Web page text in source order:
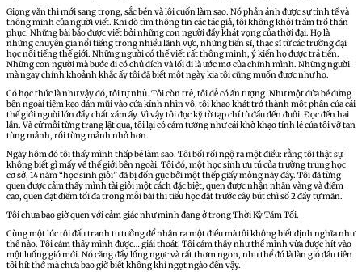
Giọng văn thì mới sang trọng, sắc bén và lôi cuốn làm sao. Nó phản ánh được sự tinh tế và
thông minh của người viết. Khi dò tìm thông tin các tác giả, tôi không khỏi trầm trồ thán
phục. Những bài báo được viết bởi những con người đầy khát vọng của thời đại. Họ là
những chuyên gia nổi tiếng trong nhiều lãnh vực, những tiến sĩ, thạc sĩ từ các trường đại
học nổi tiếng thế giới. Những người có thể viết rất thông minh, ý kiến họ được trả tiền.
Những con người mà bước đi có chủ đích và lối đi là ước mơ của chính mình. Những người
mà ngay chính khoảnh khắc ấy tôi đã biết một ngày kia tôi cũng muốn được như họ.
Có học thức là như vậy đó, tôi tự nhủ. Tôi còn trẻ, tôi dễ có ấn tượng. Như một đứa bé đứng
bên ngoài tiệm kẹo dán mũi vào cửa kính nhìn vô, tôi khao khát trở thành một phần của cái
thế giới người lớn đầy chất xám ấy. Vì vậy tôi đọc kỹ tờ tạp chí từ đầu đến đuôi. Đọc đến hai
lần. Và cứ mỗi từng trang lật qua, tôi lại có cảm tưởng như cái khờ khạo tỉnh lẻ của tôi vỡ tan
từng mảnh, rồi từng mảnh nhỏ hơn.
Ngày hôm đó tôi thấy mình thấp bé làm sao. Tôi bối rối ngộ ra một điều: rằng tôi thật sự
không biết gì mấy về thế giới bên ngoài. Tôi đó, một học sinh ưu tú của trường trung học
cơ sở, 14 năm “học sinh giỏi” đã bị đốn gục bởi một thếp giấy mỏng này đây. Tôi đã từng
quen được cảm thấy mình tài giỏi một cách đặc biệt, quen được nhận nhãn vàng và điểm
cao, quen đạt điểm tối đa trong mỗi bài thi tiểu học đặt trước cây bút chì số 2 đầy tự mãn.
Tôi chưa bao giờ quen với cảm giác như mình đang ở trong Thời Kỳ Tăm Tối.
Cùng một lúc tôi đấu tranh tư tưởng để nhận ra một điều mà tôi không biết định nghĩa như
thế nào. Tôi cảm thấy mình được… giải thoát. Tôi cảm thấy như thể mình vừa được hít vào
một luồng gió mới. Nó căng đầy lồng ngực và rất thơm ngon, như thể đó là làn gió đầu tiên
tôi hít thở mà chưa bao giờ biết không khí ngọt ngào đến vậy.